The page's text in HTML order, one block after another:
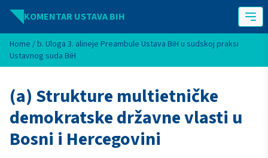
Idi na sadržaj
KOMENTAR USTAVA BIH
Home / b. Uloga 3. alineje Preambule Ustava BiH u sudskoj praksi
Ustavnog suda BiH
(a) Strukture multietničke
demokratske državne vlasti u
Bosni i Hercegovini